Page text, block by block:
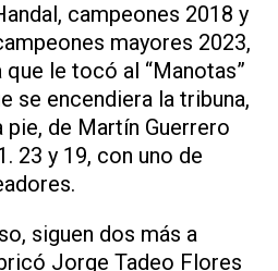
campeones 2018 y
mayores 2023,
que le tocó al “Manotas”
se encendiera la tribuna,
pie, de Martín Guerrero
23 y 19, con uno de
siguen dos más a
Jorge Tadeo Flores